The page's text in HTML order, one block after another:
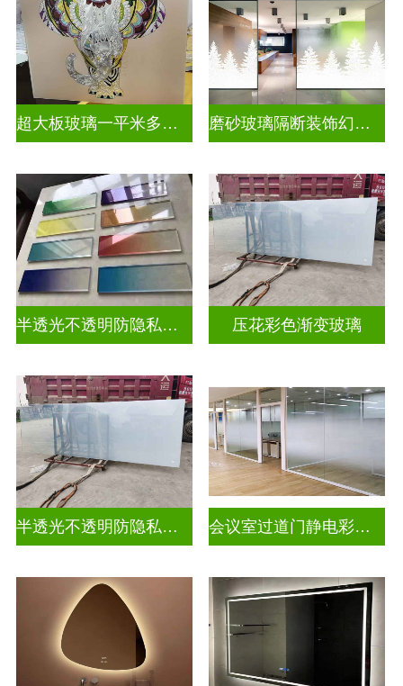
超大板玻璃一平米多少钱 磨砂玻璃隔断装饰幻彩炫彩渐变玻璃
半透光不透明防隐私彩色渐变玻璃 压花彩色渐变玻璃
半透光不透明防隐私幻彩炫彩渐变玻璃 会议室过道门静电彩色渐变玻璃